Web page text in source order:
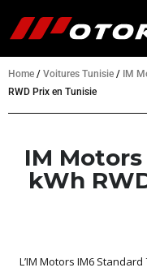
Home / Voitures Tunisie / IM
RWD Prix en Tunisie
IM
kWh
L’IM Motors IM6